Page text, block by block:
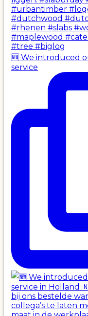
🆕 We introduced
service